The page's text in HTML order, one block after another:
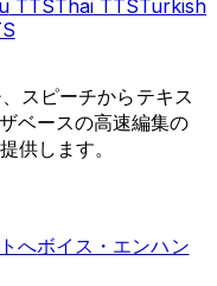
TTSThaiTTSTurkish
スピーチからテキス
ベースの高速編集の
供します。
へボイス・エンハン